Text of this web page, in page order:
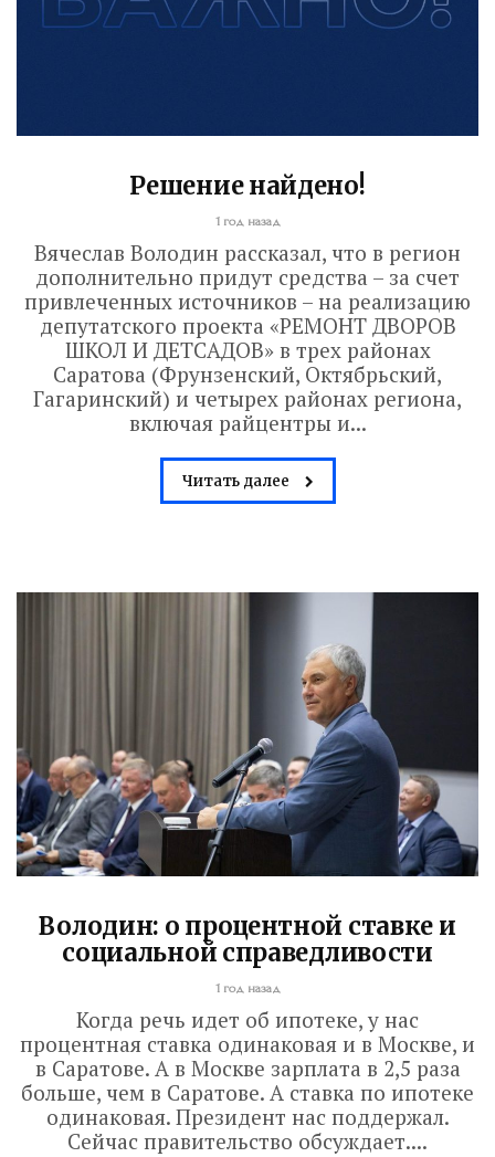
Решение найдено!
1 год назад
Вячеслав Володин рассказал, что в регион
дополнительно придут средства – за счет
привлеченных источников – на реализацию
депутатского проекта «РЕМОНТ ДВОРОВ
ШКОЛ И ДЕТСАДОВ» в трех районах
Саратова (Фрунзенский, Октябрьский,
Гагаринский) и четырех районах региона,
включая райцентры и...
Читать далее
Володин: о процентной ставке и
социальной справедливости
1 год назад
Когда речь идет об ипотеке, у нас
процентная ставка одинаковая и в Москве, и
в Саратове. А в Москве зарплата в 2,5 раза
больше, чем в Саратове. А ставка по ипотеке
одинаковая. Президент нас поддержал.
Сейчас правительство обсуждает....